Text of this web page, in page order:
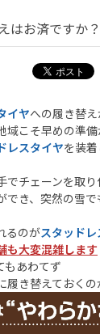
はお済ですか？
イヤへの履き替え
域こそ早めの準備
レスタイヤを装
チェーンを取り
でき、突然の雪
るのがスタッド
も大変混雑します
もあわてず
履き替えておくの